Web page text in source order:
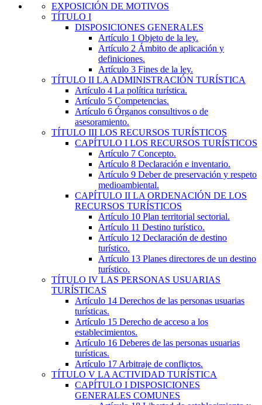
EXPOSICIÓN DE MOTIVOS
TÍTULO I
DISPOSICIONES GENERALES
Artículo 1 Objeto de la ley.
Artículo 2 Ámbito de aplicación y
definiciones.
Artículo 3 Fines de la ley.
TÍTULO II LA ADMINISTRACIÓN TURÍSTICA
Artículo 4 La política turística.
Artículo 5 Competencias.
Artículo 6 Órganos consultivos o de
asesoramiento.
TÍTULO III LOS RECURSOS TURÍSTICOS
CAPÍTULO I LOS RECURSOS TURÍSTICOS
Artículo 7 Concepto.
Artículo 8 Declaración e inventario.
Artículo 9 Deber de preservación y respeto
medioambiental.
CAPÍTULO II LA ORDENACIÓN DE LOS
RECURSOS TURÍSTICOS
Artículo 10 Plan territorial sectorial.
Artículo 11 Destino turístico.
Artículo 12 Declaración de destino
turístico.
Artículo 13 Planes directores de un destino
turístico.
TÍTULO IV LAS PERSONAS USUARIAS
TURÍSTICAS
Artículo 14 Derechos de las personas usuarias
turísticas.
Artículo 15 Derecho de acceso a los
establecimientos.
Artículo 16 Deberes de las personas usuarias
turísticas.
Artículo 17 Arbitraje de conflictos.
TÍTULO V LA ACTIVIDAD TURÍSTICA
CAPÍTULO I DISPOSICIONES
GENERALES COMUNES